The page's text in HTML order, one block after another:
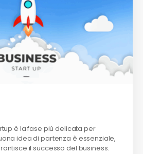
è la fase più delicata per
idea di partenza è essenziale,
il successo del business.